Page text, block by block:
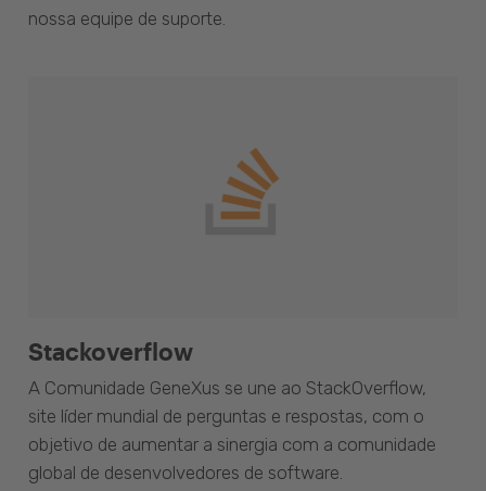
nossa equipe de suporte.
Stackoverflow
A Comunidade GeneXus se une ao StackOverflow,
site líder mundial de perguntas e respostas, com o
objetivo de aumentar a sinergia com a comunidade
global de desenvolvedores de software.